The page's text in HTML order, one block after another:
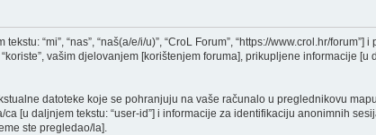
“mi”, “nas”, “naš(a/e/i/u)”, “CroL Forum”, “https://www.crol.hr/forum”]
“koriste”, vašim djelovanjem [korištenjem foruma], prikupljene informacije
datoteke koje se pohranjuju na vaše računalo u preglednikovu
[u daljnjem tekstu: “user-id”] i informacije za identifikaciju anonimnih
ste pregledao/la].